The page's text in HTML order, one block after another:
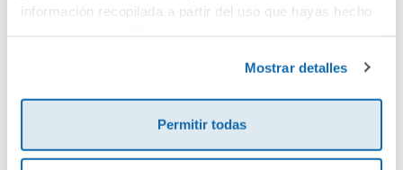
información recopilada a partir del uso que hayas hecho
Mostrar detalles
Permitir todas